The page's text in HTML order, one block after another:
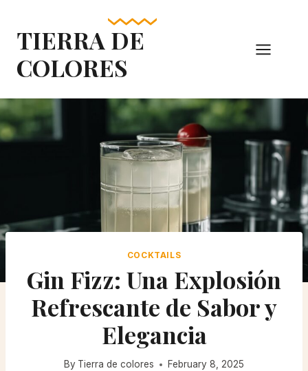
content
TIERRA DE
COLORES
COCKTAILS
Gin Fizz: Una Explosión
Refrescante de Sabor y
Elegancia
By Tierra de colores February 8, 2025